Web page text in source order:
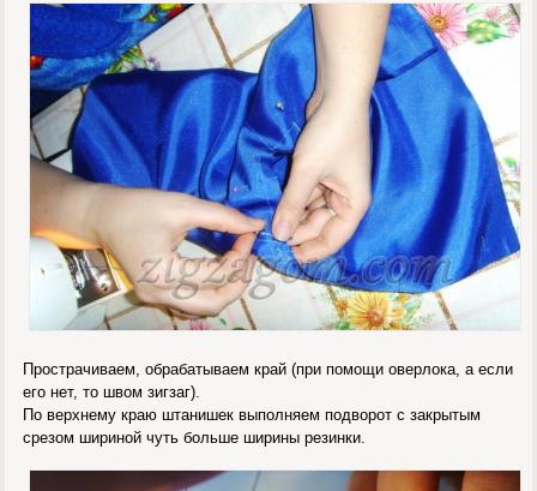
Прострачиваем, обрабатываем край (при помощи оверлока, а если
его нет, то швом зигзаг).
По верхнему краю штанишек выполняем подворот с закрытым
срезом шириной чуть больше ширины резинки.